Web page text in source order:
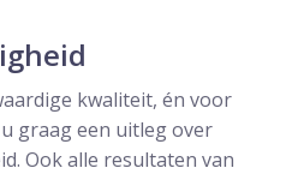
kwaliteit, én voor
graag een uitleg over
Ook alle resultaten van